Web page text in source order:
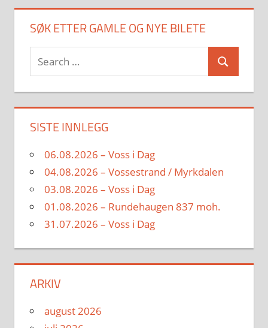
SØK ETTER GAMLE OG NYE BILETE
Search
for:
Search
SISTE INNLEGG
06.08.2026 – Voss i Dag
04.08.2026 – Vossestrand / Myrkdalen
03.08.2026 – Voss i Dag
01.08.2026 – Rundehaugen 837 moh.
31.07.2026 – Voss i Dag
ARKIV
august 2026